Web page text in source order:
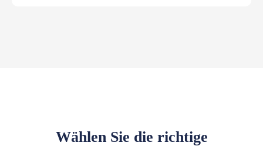
Wählen Sie die richtige